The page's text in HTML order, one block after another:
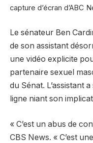
capture d’écran d’ABC
Le sénateur Ben
de son assistant
une vidéo explicite
partenaire sexuel
du Sénat. L’assistant
ligne niant son
« C’est un abus de
CBS News. « C’est